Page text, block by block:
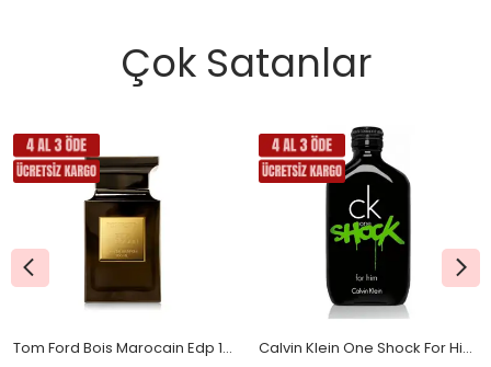
Çok Satanlar
Tom Ford Bois Marocain Edp 100 Ml Unisex Calvin Klein One Shock For Him Edt 100 Ml